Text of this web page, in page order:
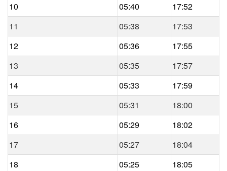
10
05:40
17:52
11
05:38
17:53
12
05:36
17:55
13
05:35
17:57
14
05:33
17:59
15
05:31
18:00
16
05:29
18:02
17
05:27
18:04
18
05:25
18:05